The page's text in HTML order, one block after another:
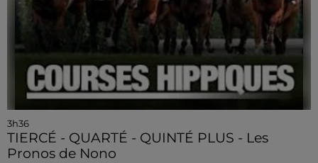
3h36
TIERCÉ - QUARTÉ - QUINTÉ PLUS - Les
Pronos de Nono